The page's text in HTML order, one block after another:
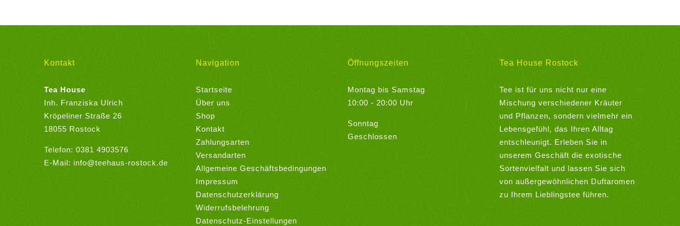
auf
der
Produktseite
werden
Kontakt
Tea House
Inh. Franziska Ulrich
Kröpeliner Straße 26
18055 Rostock
Telefon: 0381 4903576
E-Mail: info@teehaus-rostock.de
Navigation
Startseite
Über uns
Shop
Kontakt
Zahlungsarten
Versandarten
Allgemeine Geschäftsbedingungen
Impressum
Datenschutzerklärung
Widerrufsbelehrung
Datenschutz-Einstellungen
Öffnungszeiten
Montag bis Samstag
10:00 - 20:00 Uhr
Sonntag
Geschlossen
Tea House Rostock
Tee ist für uns nicht nur eine
Mischung verschiedener Kräuter
und Pflanzen, sondern vielmehr ein
Lebensgefühl, das Ihren Alltag
entschleunigt. Erleben Sie in
unserem Geschäft die exotische
Sortenvielfalt und lassen Sie sich
von außergewöhnlichen Duftaromen
zu Ihrem Lieblingstee führen.